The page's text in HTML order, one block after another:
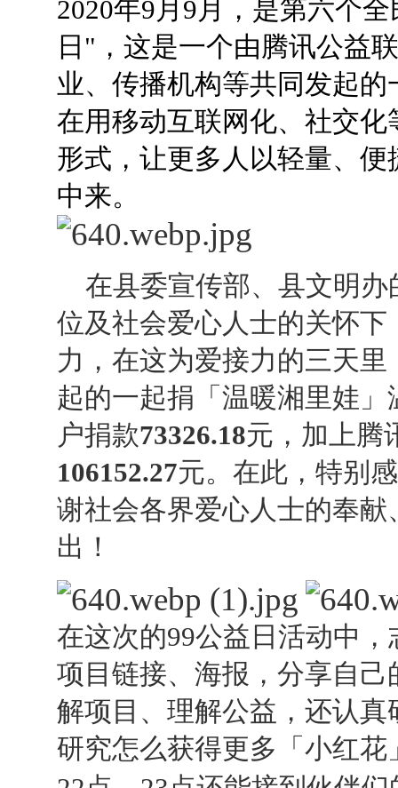
感谢徐作平为10帮1
感谢荣誉在心为10帮1
感谢覃利为10帮1爱
感谢 放弃也是一种美 为
恭喜桑植10帮1爱心协
感谢湖南民达医药公司 为
感谢湘成置业 王世祥先生 为
感谢深圳爱心人士赞
2020年9月9月，是第六个
日"，这是一个由腾讯公益
业、传播机构等共同发起
在用移动互联网化、社交
形式，让更多人以轻量、
中来。
在县委宣传部、县文明
位及社会爱心人士的关怀
力，在这为爱接力的三天
起的一起捐「温暖湘里娃
户捐款73326.18元，加上腾
106152.27元。在此，特别
谢社会各界爱心人士的奉
出！
在这次的99公益日活动中
项目链接、海报，分享自
解项目、理解公益，还认
研究怎么获得更多「小红